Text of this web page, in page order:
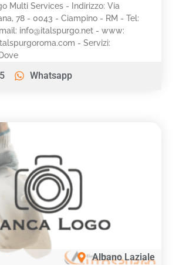
Multi Services - Indirizzo: Via
78 - 0043 - Ciampino - RM - Tel:
info@italspurgo.net - www:
- Servizi:
Whatsapp
Albano Laziale